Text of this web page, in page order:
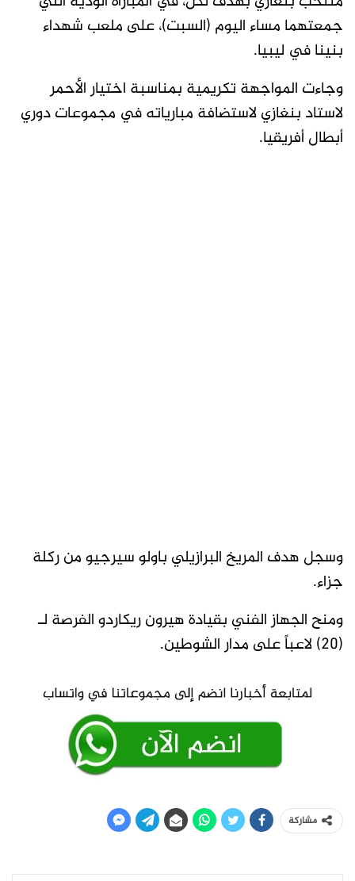
جمعتهما مساء اليوم (السبت)، على ملعب شهداء
بنينا في ليبيا.
وجاءت المواجهة تكريمية بمناسبة اختيار الأحمر
لاستاد بنغازي لاستضافة مبارياته في مجموعات دوري
أبطال أفريقيا.
وسجل هدف المريخ البرازيلي باولو سيرجيو من ركلة
جزاء.
ومنح الجهاز الفني بقيادة هيرون ريكاردو الفرصة لـ
(20) لاعباً على مدار الشوطين.
مشاركة